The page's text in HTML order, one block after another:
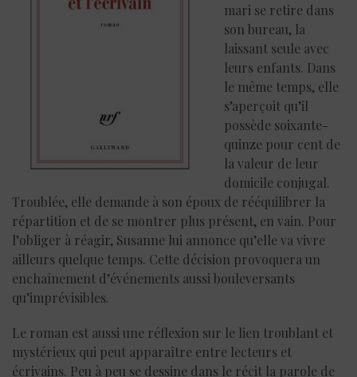
mari se retire dans
son bureau, la
laissant seule avec
leurs enfants. Dans
le même temps, elle
s’aperçoit qu’il
possède soixante-
quinze pour cent de
la valeur de leur
domicile conjugal.
Troublée, elle demande à son époux de rééquilibrer la
répartition et de se montrer plus présent, en vain. Pour
l’obliger à réagir, Susanne lui annonce qu’elle va vivre
ailleurs quelque temps. Cette décision provoquera un
enchaînement d’événements aussi bouleversants
qu’imprévisibles.
Le roman est aussi une réflexion sur le lien troublant et
mystérieux qui peut apparaître entre lecteurs et
écrivains. Peu à peu se dessine dans le récit la parole de